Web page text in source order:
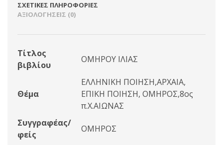
ΣΧΕΤΙΚΈΣ ΠΛΗΡΟΦΟΡΊΕΣ
ΑΞΙΟΛΟΓΉΣΕΙΣ (0)
Τίτλος
βιβλίου
ΟΜΗΡΟΥ ΙΛΙΑΣ
Θέμα
ΕΛΛΗΝΙΚΗ ΠΟΙΗΣΗ,ΑΡΧΑΙΑ,
ΕΠΙΚΗ ΠΟΙΗΣΗ, ΟΜΗΡΟΣ,8ος
π.Χ.ΑΙΩΝΑΣ
Συγγραφέας/
φείς
ΟΜΗΡΟΣ